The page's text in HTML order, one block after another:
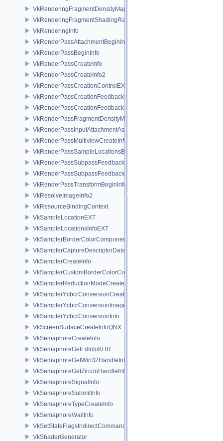
VkRenderingFragmentDensityMapAttachmentInfoEXT
VkRenderingFragmentShadingRateAttachmentInfoKHR
VkRenderingInfo
VkRenderPassAttachmentBeginInfo
VkRenderPassBeginInfo
VkRenderPassCreateInfo
VkRenderPassCreateInfo2
VkRenderPassCreationControlEXT
VkRenderPassCreationFeedbackCreateInfoEXT
VkRenderPassCreationFeedbackInfoEXT
VkRenderPassFragmentDensityMapCreateInfoEXT
VkRenderPassInputAttachmentAspectCreateInfo
VkRenderPassMultiviewCreateInfo
VkRenderPassSampleLocationsBeginInfoEXT
VkRenderPassSubpassFeedbackCreateInfoEXT
VkRenderPassSubpassFeedbackInfoEXT
VkRenderPassTransformBeginInfoQCOM
VkResolveImageInfo2
VkResourceBindingContext
VkSampleLocationEXT
VkSampleLocationsInfoEXT
VkSamplerBorderColorComponentMappingCreateInfoEXT
VkSamplerCaptureDescriptorDataInfoEXT
VkSamplerCreateInfo
VkSamplerCustomBorderColorCreateInfoEXT
VkSamplerReductionModeCreateInfo
VkSamplerYcbcrConversionCreateInfo
VkSamplerYcbcrConversionImageFormatProperties
VkSamplerYcbcrConversionInfo
VkScreenSurfaceCreateInfoQNX
VkSemaphoreCreateInfo
VkSemaphoreGetFdInfoKHR
VkSemaphoreGetWin32HandleInfoKHR
VkSemaphoreGetZirconHandleInfoFUCHSIA
VkSemaphoreSignalInfo
VkSemaphoreSubmitInfo
VkSemaphoreTypeCreateInfo
VkSemaphoreWaitInfo
VkSetStateFlagsIndirectCommandNV
VkShaderGenerator